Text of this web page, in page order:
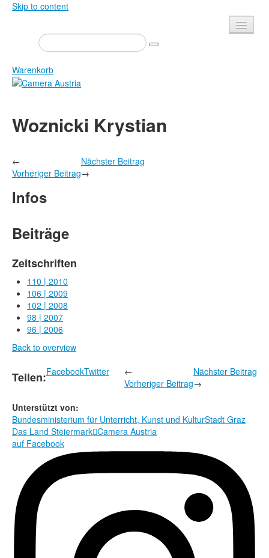
Skip to content
Presse
Veranstaltungen
Newsletter
Über uns
Shop
Warenkorb
Zeitschrift
Bücher
Camera Austria Preis
Rechtliche Informationen
Woznicki Krystian
←
Vorheriger Beitrag
Nächster Beitrag
→
Infos
Beiträge
Zeitschriften
110 | 2010
106 | 2009
102 | 2008
98 | 2007
96 | 2006
Back to overview
Teilen:FacebookTwitter
←
Vorheriger Beitrag
Nächster Beitrag
→
Unterstützt von:
Bundesministerium für Unterricht, Kunst und KulturStadt Graz
Das Land SteiermarkCamera Austria
auf Facebook